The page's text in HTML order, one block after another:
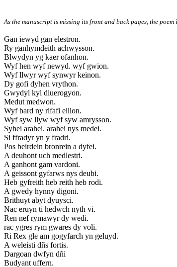
As the manuscript is missing its front and back pages, the
Gan iewyd gan elestron.
Ry ganhymdeith achwysson.
Blwydyn yg kaer ofanhon.
Wyf hen wyf newyd. wyf gwion.
Wyf llwyr wyf synwyr keinon.
Dy gofi dyhen vrython.
Gwydyl kyl diuerogyon.
Medut medwon.
Wyf bard ny rifafi eillon.
Wyf syw llyw wyf syw amrysson.
Syhei arahei. arahei nys medei.
Si ffradyr yn y fradri.
Pos beirdein bronrein a dyfei.
A deuhont uch medlestri.
A ganhont gam vardoni.
A geissont gyfarws nys deubi.
Heb gyfreith heb reith heb rodi.
A gwedy hynny digoni.
Brithuyt abyt dyuysci.
Nac eruyn ti hedwch nyth vi.
Ren nef rymawyr dy wedi.
rac ygres rym gwares dy voli.
Ri Rex gle am gogyfarch yn geluyd.
A weleisti dñs fortis.
Dargoan dwfyn dñi
Budyant uffern.